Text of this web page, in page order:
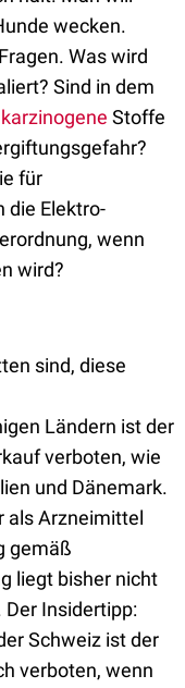
wecken.
Was wird
Sind in dem
karzinogene Stoffe
für
die Elektro-
wenn
wird?
sind, diese
Ländern ist der
verboten, wie
und Dänemark.
als Arzneimittel
gemäß
liegt bisher nicht
Insidertipp:
Schweiz ist der
verboten, wenn